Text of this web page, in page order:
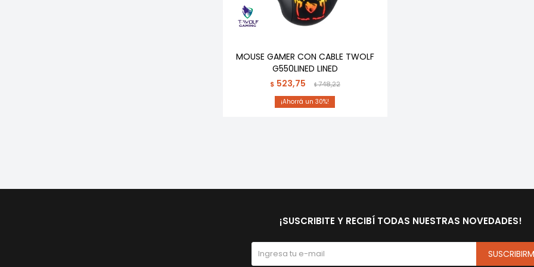
MOUSE GAMER CON CABLE TWOLF
G550LINED LINED
$ 523,75 $748,22
30
¡SUSCRIBITE Y RECIBÍ TODAS NUESTRAS NOVEDADES!